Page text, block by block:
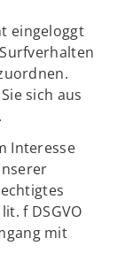
eingeloggt
sich aus
Interesse
f DSGVO
mit